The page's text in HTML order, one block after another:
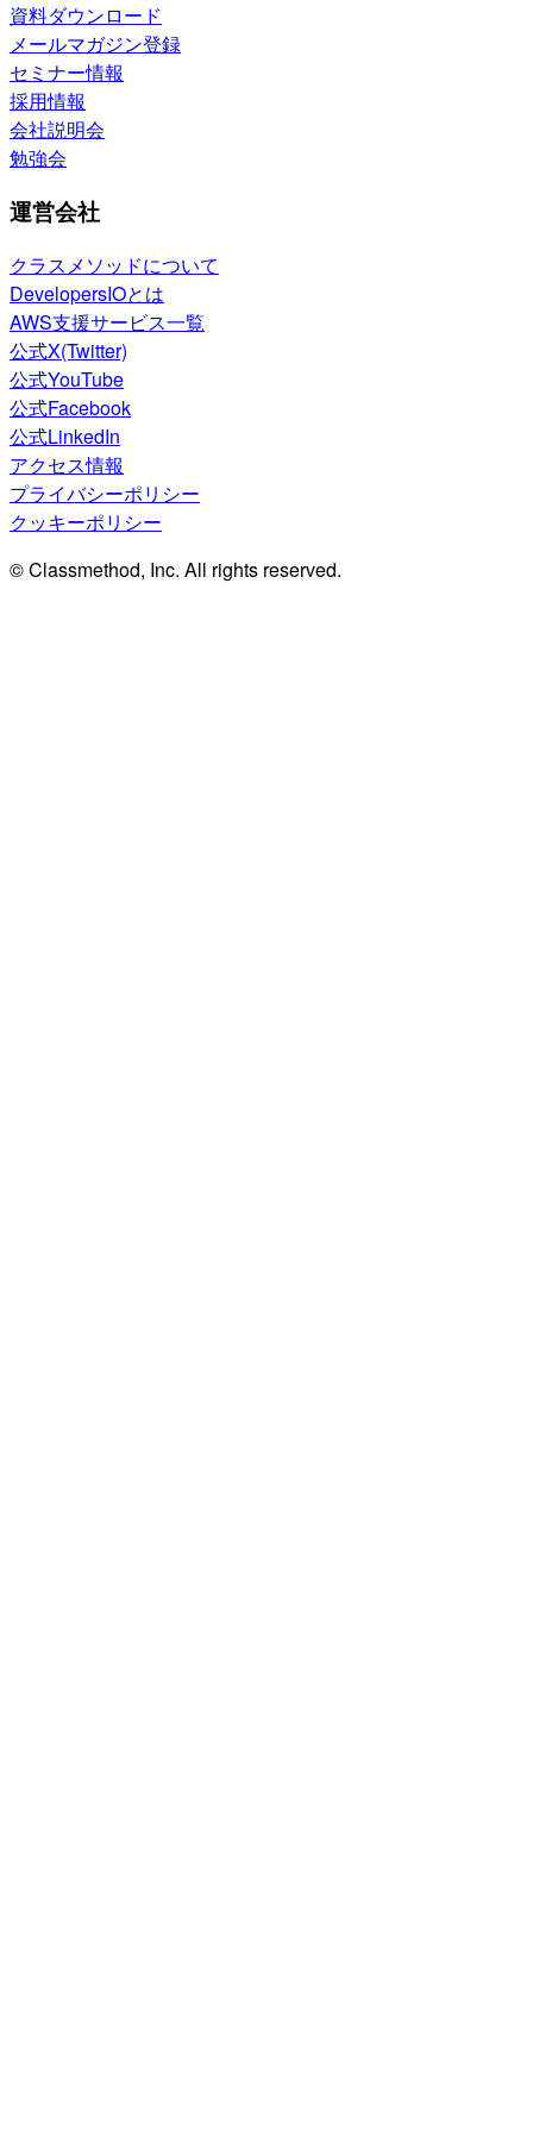
資料ダウンロード
メールマガジン登録
セミナー情報
採用情報
会社説明会
勉強会
運営会社
クラスメソッドについて
DevelopersIOとは
AWS支援サービス一覧
公式X(Twitter)
公式YouTube
公式Facebook
公式LinkedIn
アクセス情報
プライバシーポリシー
クッキーポリシー
© Classmethod, Inc. All rights reserved.